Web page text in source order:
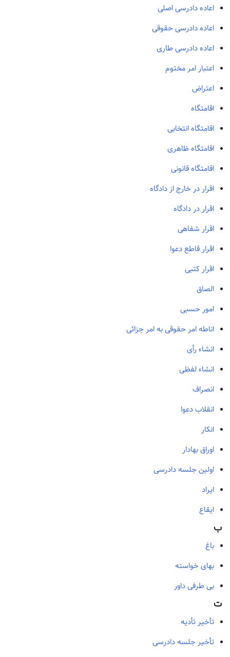
اعاده دادرسی اصلی
اعاده دادرسی حقوقی
اعاده دادرسی طاری
اعتبار امر مختوم
اعتراض
اقامتگاه
اقامتگاه انتخابی
اقامتگاه ظاهری
اقامتگاه قانونی
اقرار در خارج از دادگاه
اقرار در دادگاه
اقرار شفاهی
اقرار قاطع دعوا
اقرار کتبی
الصاق
امور حسبی
اناطه امر حقوقی به امر جزائی
انشاء رأی
انشاء لفظی
انصراف
انقلاب دعوا
انکار
اوراق بهادار
اولین جلسه دادرسی
ایراد
ایقاع
ب
باغ
بهای خواسته
بی طرفی داور
ت
تأخیر تأدیه
تأخیر جلسه دادرسی